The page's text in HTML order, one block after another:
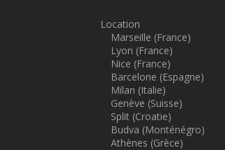
Location
Marseille (France)
Lyon (France)
Nice (France)
Barcelone (Espagne)
Milan (Italie)
Genève (Suisse)
Split (Croatie)
Budva (Monténégro)
Athènes (Grèce)